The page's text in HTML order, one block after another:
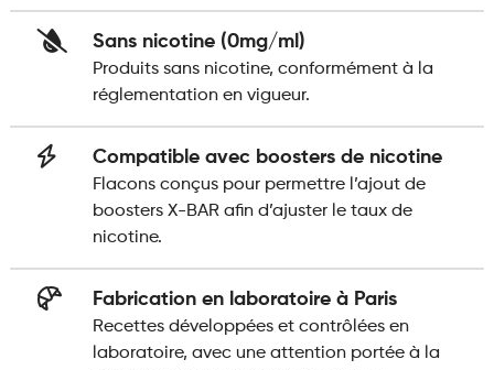
Sans nicotine (0mg/ml)
Produits sans nicotine, conformément à la
réglementation en vigueur.
Compatible avec boosters de nicotine
Flacons conçus pour permettre l’ajout de
boosters X-BAR afin d’ajuster le taux de
nicotine.
Fabrication en laboratoire à Paris
Recettes développées et contrôlées en
laboratoire, avec une attention portée à la